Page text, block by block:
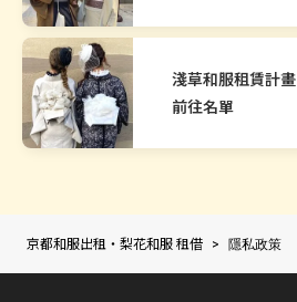
淺草和服租賃計畫
前往名單
京都和服出租・梨花和服 租借 > 隱私政策